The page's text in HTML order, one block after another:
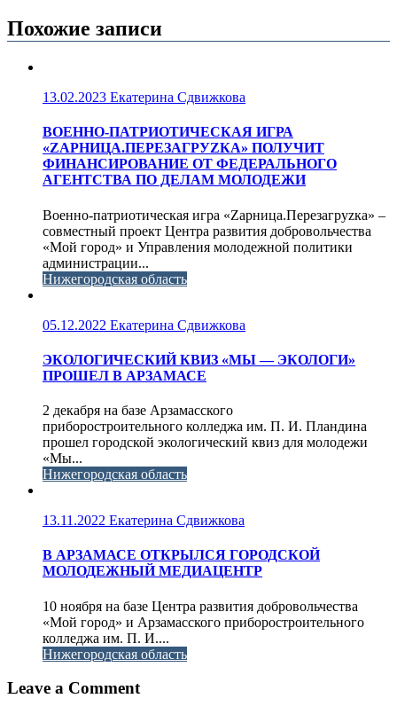
Похожие записи
13.02.2023 Екатерина Сдвижкова
ВОЕННО-ПАТРИОТИЧЕСКАЯ ИГРА
«ZАРНИЦА.ПЕРЕЗАГРУZКА» ПОЛУЧИТ
ФИНАНСИРОВАНИЕ ОТ ФЕДЕРАЛЬНОГО
АГЕНТСТВА ПО ДЕЛАМ МОЛОДЕЖИ
Военно-патриотическая игра «Zарница.Перезагруzка» –
совместный проект Центра развития добровольчества
«Мой город» и Управления молодежной политики
администрации...
Нижегородская область
05.12.2022 Екатерина Сдвижкова
ЭКОЛОГИЧЕСКИЙ КВИЗ «МЫ — ЭКОЛОГИ»
ПРОШЕЛ В АРЗАМАСЕ
2 декабря на базе Арзамасского
приборостроительного колледжа им. П. И. Пландина
прошел городской экологический квиз для молодежи
«Мы...
Нижегородская область
13.11.2022 Екатерина Сдвижкова
В АРЗАМАСЕ ОТКРЫЛСЯ ГОРОДСКОЙ
МОЛОДЕЖНЫЙ МЕДИАЦЕНТР
10 ноября на базе Центра развития добровольчества
«Мой город» и Арзамасского приборостроительного
колледжа им. П. И....
Нижегородская область
Leave a Comment